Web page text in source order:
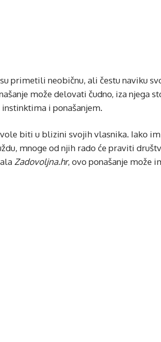
primetili neobičnu, ali čestu naviku
može delovati čudno, iza njega
i ponašanjem.
biti u blizini svojih vlasnika. Iako
mnoge od njih rado će praviti
Zadovoljna.hr, ovo ponašanje može